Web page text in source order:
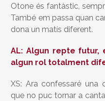
Otone és fantàstic,
També em passa quan
dona un matís diferent.
AL: Algun repte futur,
algun rol totalment
XS: Ara confessaré una
que no puc tornar a